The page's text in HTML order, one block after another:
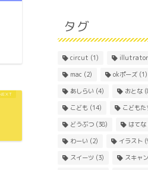
タグ
circut (1) illutrator
mac (2) okポーズ(1)
あしらい (4) おとな
こども(14) こどもた
どうぶつ(38) はてな
わーい (2) イラスト
スイーツ (3) スキャ